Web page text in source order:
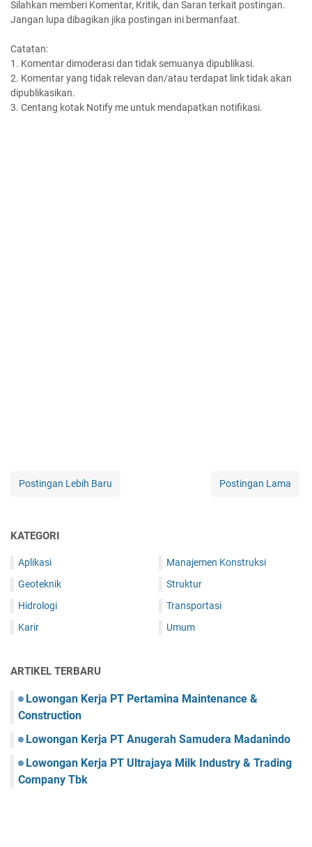
Silahkan memberi Komentar, Kritik, dan Saran terkait postingan.
Jangan lupa dibagikan jika postingan ini bermanfaat.
Catatan:
1. Komentar dimoderasi dan tidak semuanya dipublikasi.
2. Komentar yang tidak relevan dan/atau terdapat link tidak akan
dipublikasikan.
3. Centang kotak Notify me untuk mendapatkan notifikasi.
Postingan Lebih Baru Postingan Lama
KATEGORI
Aplikasi
Geoteknik
Hidrologi
Karir
Manajemen Konstruksi
Struktur
Transportasi
Umum
ARTIKEL TERBARU
Lowongan Kerja PT Pertamina Maintenance &
Construction
Lowongan Kerja PT Anugerah Samudera Madanindo
Lowongan Kerja PT Ultrajaya Milk Industry & Trading
Company Tbk